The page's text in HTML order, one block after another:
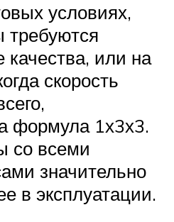
условиях,
требуются
качества, или на
скорость
формула 1х3х3.
со всеми
значительно
в эксплуатации.